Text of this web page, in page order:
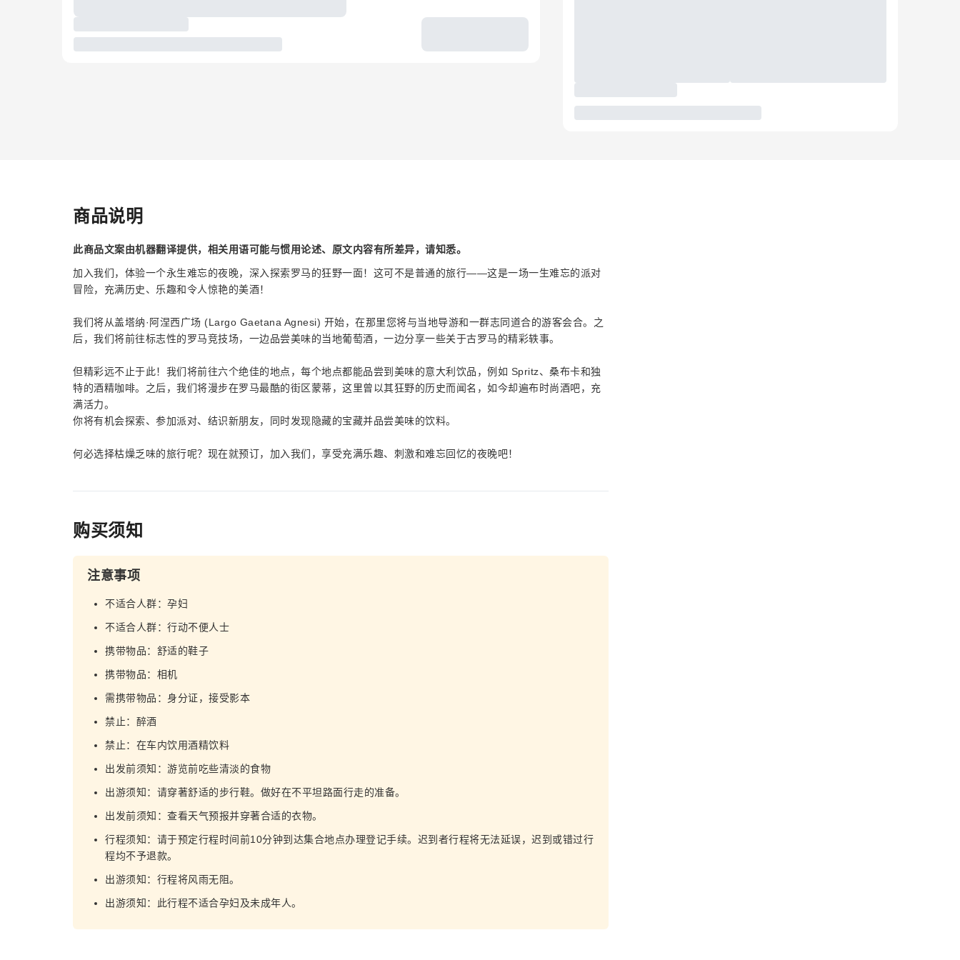
商品说明
此商品文案由机器翻译提供，相关用语可能与惯用论述、原文内容有所差异，请知悉。
加入我们，体验一个永生难忘的夜晚，深入探索罗马的狂野一面！这可不是普通的旅行——这是一场一生难忘的派对
冒险，充满历史、乐趣和令人惊艳的美酒！
我们将从盖塔纳·阿涅西广场 (Largo Gaetana Agnesi) 开始，在那里您将与当地导游和一群志同道合的游客会合。之
后，我们将前往标志性的罗马竞技场，一边品尝美味的当地葡萄酒，一边分享一些关于古罗马的精彩轶事。
但精彩远不止于此！我们将前往六个绝佳的地点，每个地点都能品尝到美味的意大利饮品，例如 Spritz、桑布卡和独
特的酒精咖啡。之后，我们将漫步在罗马最酷的街区蒙蒂，这里曾以其狂野的历史而闻名，如今却遍布时尚酒吧，充
满活力。
你将有机会探索、参加派对、结识新朋友，同时发现隐藏的宝藏并品尝美味的饮料。
何必选择枯燥乏味的旅行呢？现在就预订，加入我们，享受充满乐趣、刺激和难忘回忆的夜晚吧！
购买须知
注意事项
不适合人群：孕妇
不适合人群：行动不便人士
携带物品：舒适的鞋子
携带物品：相机
需携带物品：身分证，接受影本
禁止：醉酒
禁止：在车内饮用酒精饮料
出发前须知：游览前吃些清淡的食物
出游须知：请穿著舒适的步行鞋。做好在不平坦路面行走的准备。
出发前须知：查看天气预报并穿著合适的衣物。
行程须知：请于预定行程时间前10分钟到达集合地点办理登记手续。迟到者行程将无法延误，迟到或错过行
程均不予退款。
出游须知：行程将风雨无阻。
出游须知：此行程不适合孕妇及未成年人。